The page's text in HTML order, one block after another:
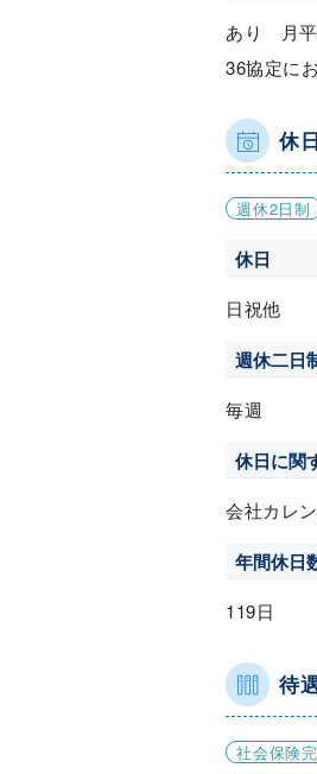
あり 月
36協定に
休
週休2日制
休日
日祝他
週休二日
毎週
休日に関
会社カレ
年間休日
119日
待
社会保険